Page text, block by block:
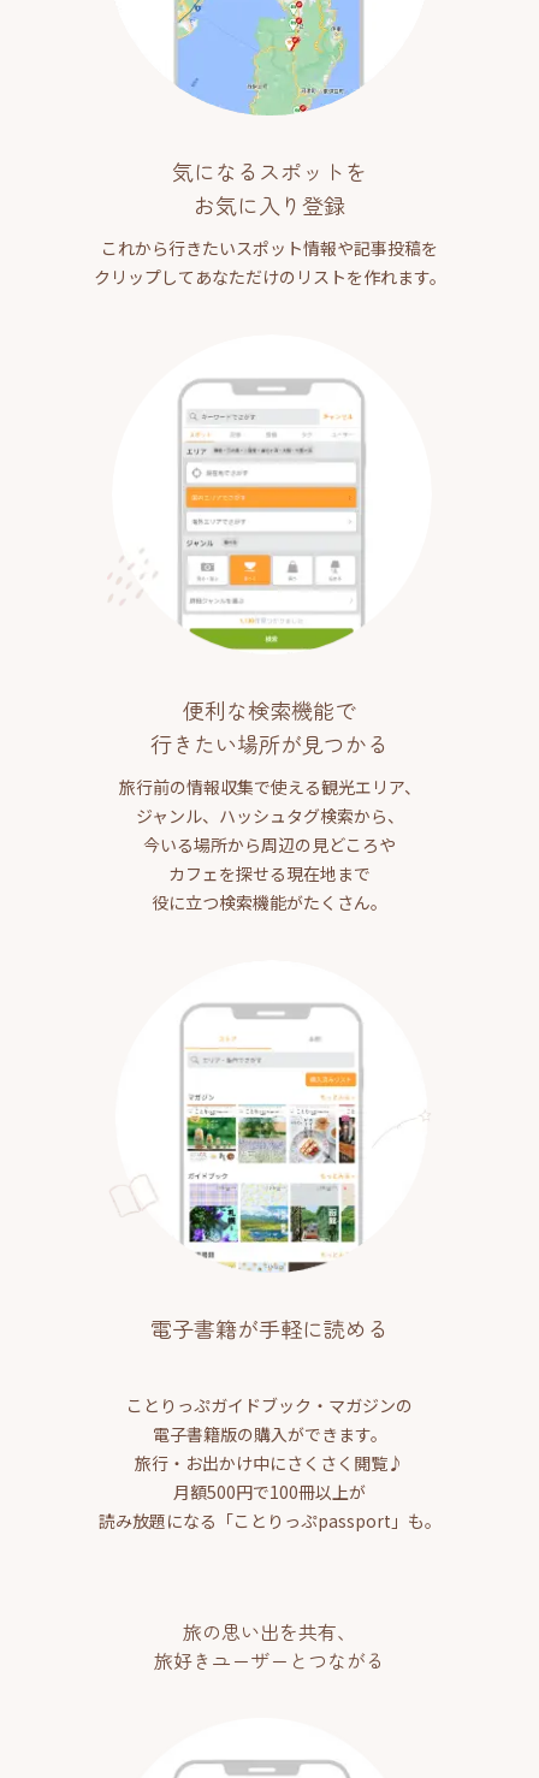
気になるスポットを
お気に入り登録
これから行きたいスポット情報や記事投稿を
クリップしてあなただけのリストを作れます。
便利な検索機能で
行きたい場所が見つかる
旅行前の情報収集で使える観光エリア、
ジャンル、ハッシュタグ検索から、
今いる場所から周辺の見どころや
カフェを探せる現在地まで
役に立つ検索機能がたくさん。
電子書籍が手軽に読める
ことりっぷガイドブック・マガジンの
電子書籍版の購入ができます。
旅行・お出かけ中にさくさく閲覧♪
月額500円で100冊以上が
読み放題になる「ことりっぷpassport」も。
旅の思い出を共有、
旅好きユーザーとつながる